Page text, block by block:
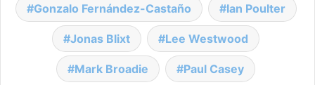
Gonzalo Fernández-Castaño Ian Poulter
Jonas Blixt Lee Westwood
Mark Broadie Paul Casey